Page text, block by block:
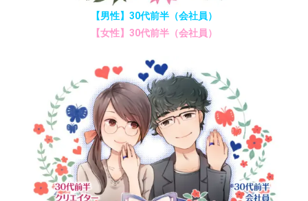
【男性】30代前半（会社員）
【女性】30代前半（会社員）